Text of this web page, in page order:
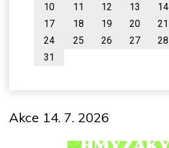
10
11 12 13 14
17
18 19 20 21
24
25 26 27 28
31
Akce 14. 7. 2026